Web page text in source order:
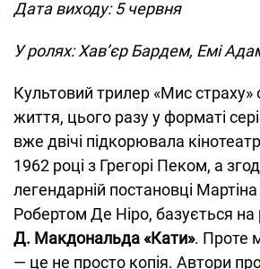
Дата виходу: 5 червня
У ролях: Хав’єр Бардем, Емі
Культовий трилер «Мис
життя, цього разу у форматі
вже двічі підкорювала
1962 році з Грегорі Пеком, а
легендарній постановці
Робертом Де Ніро, базується на
Д. Макдональда «Кати». Проте
— це не просто копія. Автори